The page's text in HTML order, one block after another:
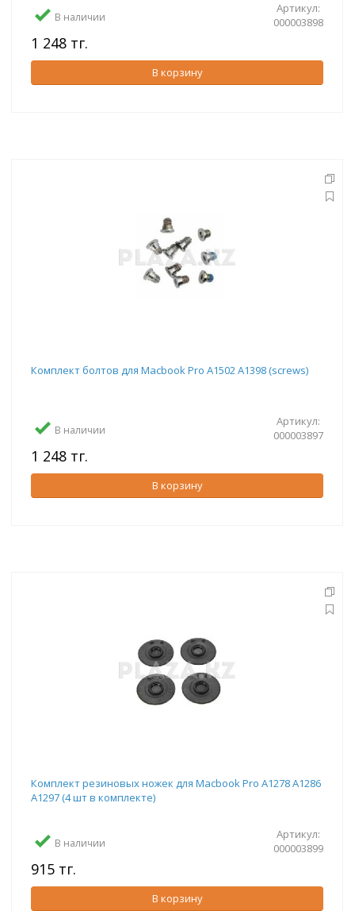
В наличии
Артикул:
000003898
1 248 тг.
В корзину
Комплект болтов для Macbook Pro A1502 A1398 (screws)
В наличии
Артикул:
000003897
1 248 тг.
В корзину
Комплект резиновых ножек для Macbook Pro A1278 A1286
A1297 (4 шт в комплекте)
В наличии
Артикул:
000003899
915 тг.
В корзину